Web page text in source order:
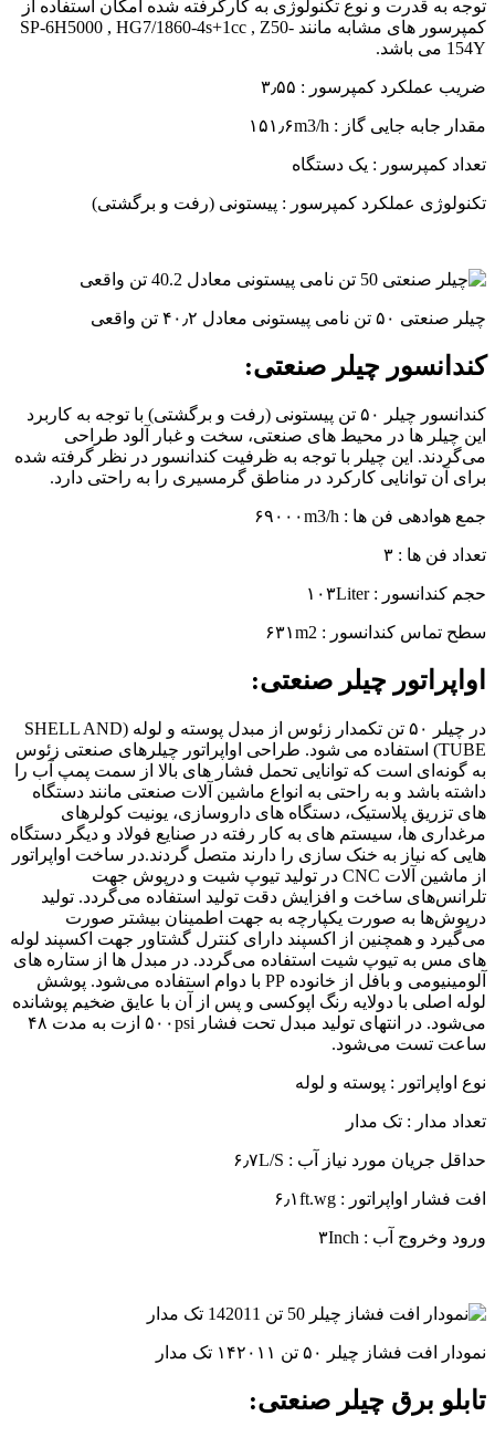
توجه به قدرت و نوع تکنولوژی به کارگرفته شده امکان استفاده از
کمپرسور های مشابه مانند SP-6H5000 , HG7/1860-4s+1cc , Z50-
154Y می باشد.
ضریب عملکرد کمپرسور : ۳٫۵۵
مقدار جابه جایی گاز : ۱۵۱٫۶m3/h
تعداد کمپرسور : یک دستگاه
تکنولوژی عملکرد کمپرسور : پیستونی (رفت و برگشتی)
چیلر صنعتی ۵۰ تن نامی پیستونی معادل ۴۰٫۲ تن واقعی
کندانسور چیلر صنعتی:
کندانسور چیلر ۵۰ تن پیستونی (رفت و برگشتی) با توجه به کاربرد
این چیلر ها در محیط های صنعتی، سخت و غبار آلود طراحی
می‌گردند. این چیلر با توجه به ظرفیت کندانسور در نظر گرفته شده
برای آن توانایی کارکرد در مناطق گرمسیری را به راحتی دارد.
جمع هوادهی فن ها : ۶۹۰۰۰m3/h
تعداد فن ها : ۳
حجم کندانسور : ۱۰۳Liter
سطح تماس کندانسور : ۶۳۱m2
اواپراتور چیلر صنعتی:
در چیلر ۵۰ تن تکمدار زئوس از مبدل پوسته و لوله (SHELL AND
TUBE) استفاده می شود. طراحی اواپراتور چیلرهای صنعتی زئوس
به گونه‌ای است که توانایی تحمل فشار های بالا از سمت پمپ آب را
داشته باشد و به راحتی به انواع ماشین‌ آلات صنعتی مانند دستگاه
های تزریق پلاستیک، دستگاه های داروسازی، یونیت کولرهای
مرغداری‌ ها، سیستم های به کار رفته در صنایع فولاد و دیگر دستگاه
هایی که نیاز به خنک سازی را دارند متصل گردند.در ساخت اواپراتور
از ماشین آلات CNC در تولید تیوپ شیت و درپوش جهت
تلرانس‌های ساخت و افزایش دقت تولید استفاده می‌گردد. تولید
درپوش‌ها به صورت یکپارچه به جهت اطمینان بیشتر صورت
می‌گیرد و همچنین از اکسپند دارای کنترل گشتاور جهت اکسپند لوله
های مس به تیوپ شیت استفاده می‌گردد. در مبدل ها از ستاره های
آلومینیومی و بافل از خانوده PP با دوام استفاده می‌شود. پوشش
لوله اصلی با دولایه رنگ اپوکسی و پس از آن با عایق ضخیم پوشانده
می‌شود. در انتهای تولید مبدل تحت فشار ۵۰۰psi ازت به مدت ۴۸
ساعت تست می‌شود.
نوع اواپراتور : پوسته و لوله
تعداد مدار : تک مدار
حداقل جریان مورد نیاز آب : ۶٫۷L/S
افت فشار اواپراتور : ۶٫۱ft.wg
ورود وخروج آب : ۳Inch
نمودار افت فشاز چیلر ۵۰ تن ۱۴۲۰۱۱ تک مدار
تابلو برق چیلر صنعتی: